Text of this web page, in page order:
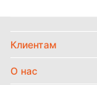
Температурный
Найти похожие
Клиентам
О нас